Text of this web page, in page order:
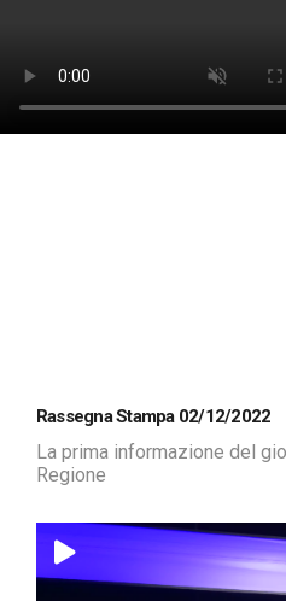
Rassegna Stampa 02/12/2022
La prima informazione del
Regione